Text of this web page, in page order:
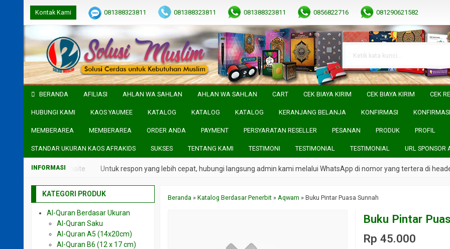
Kontak Kami 081388323811 081388323811 081388323811 0856822716 081290621582
BERANDA AFILIASI AHLAN WA SAHLAN AHLAN WA SAHLAN CART CEK BIAYA KIRIM CEK BIAYA KIRIM CEK
HUBUNGI KAMI KAOS YAUMEE KATALOG KATALOG KATALOG KERANJANG BELANJA KONFIRMASI KONFIRMASI
MEMBERAREA MEMBERAREA ORDER ANDA PAYMENT PERSYARATAN RESELLER PESANAN PRODUK PROFIL
STANDAR UKURAN KAOS AFRAKIDS SUKSES TENTANG KAMI TESTIMONI TESTIMONIAL TESTIMONIAL URL SPONSOR
di header Website Untuk respon yang lebih cepat, hubungi langsung admin kami melalui WhatsApp di nomor yang tertera di header
Beranda »Katalog Berdasar Penerbit »Aqwam »Buku Pintar Puasa Sunnah
Buku Pintar
Rp 45.000
KATEGORI PRODUK
Al-Quran Berdasar Ukuran
Al-Quran Saku
Al-Quran A5 (14x20cm)
Al-Quran B6 (12 x 17 cm)